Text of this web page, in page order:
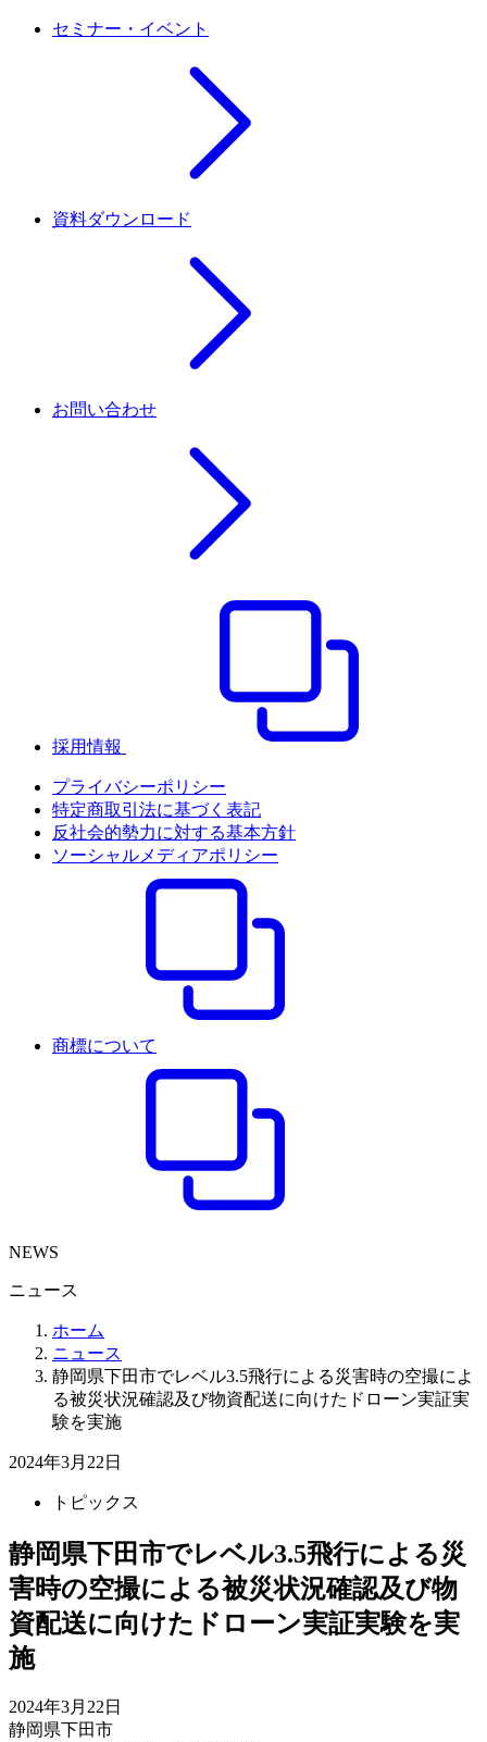
セミナー・イベント
資料ダウンロード
お問い合わせ
採用情報
プライバシーポリシー
特定商取引法に基づく表記
反社会的勢力に対する基本方針
ソーシャルメディアポリシー
商標について
NEWS
ニュース
ホーム
ニュース
静岡県下田市でレベル3.5飛行による災害時の空撮によ
る被災状況確認及び物資配送に向けたドローン実証実
験を実施
2024年3月22日
トピックス
静岡県下田市でレベル3.5飛行による災
害時の空撮による被災状況確認及び物
資配送に向けたドローン実証実験を実
施
2024年3月22日
静岡県下田市